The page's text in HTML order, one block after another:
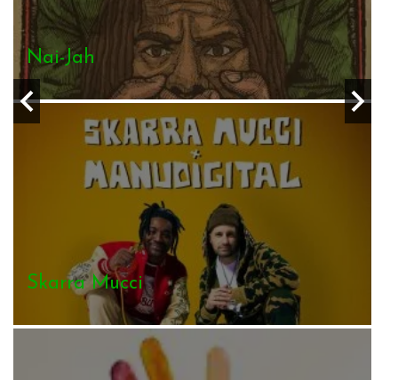
Daddy Mory
Admiral T